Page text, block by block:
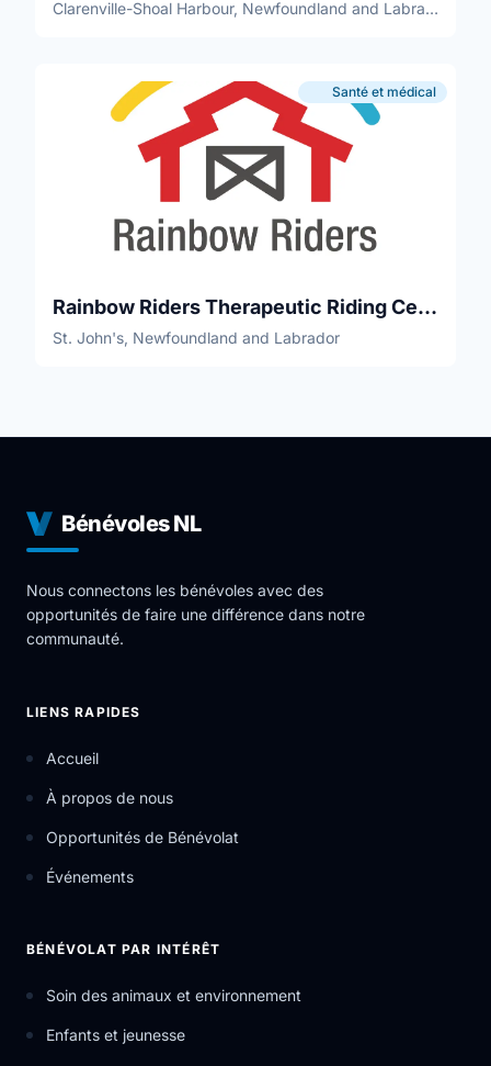
Clarenville-Shoal Harbour, Newfoundland and Labrador
Santé et médical
Rainbow Riders Therapeutic Riding Centre
St. John's, Newfoundland and Labrador
Bénévoles NL
Nous connectons les bénévoles avec des
opportunités de faire une différence dans notre
communauté.
LIENS RAPIDES
Accueil
À propos de nous
Opportunités de Bénévolat
Événements
BÉNÉVOLAT PAR INTÉRÊT
Soin des animaux et environnement
Enfants et jeunesse